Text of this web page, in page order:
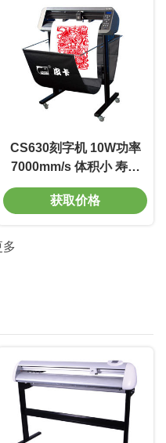
CS630刻字机 10W功率
7000mm/s 体积小 寿命
长 免维护
获取价格
多